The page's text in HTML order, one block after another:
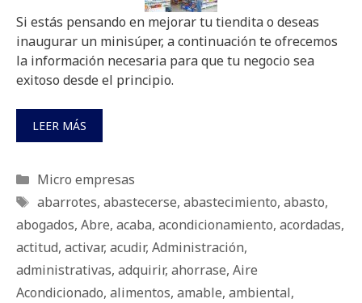
Si estás pensando en mejorar tu tiendita o deseas
inaugurar un minisúper, a continuación te ofrecemos
la información necesaria para que tu negocio sea
exitoso desde el principio.
LEER MÁS
Categorías
Micro empresas
Etiquetas
abarrotes, abastecerse, abastecimiento, abasto,
abogados, Abre, acaba, acondicionamiento, acordadas,
actitud, activar, acudir, Administración,
administrativas, adquirir, ahorrase, Aire
Acondicionado, alimentos, amable, ambiental,